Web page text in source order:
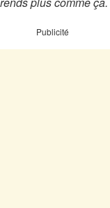
Publicité